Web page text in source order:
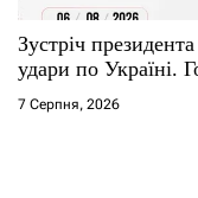
Зустріч
удари по Україні.
7 Серпня, 2026